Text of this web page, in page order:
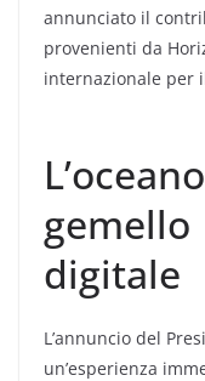
annunciato il
provenienti da
internazionale per
gemello
digitale
L’annuncio del
un’esperienza